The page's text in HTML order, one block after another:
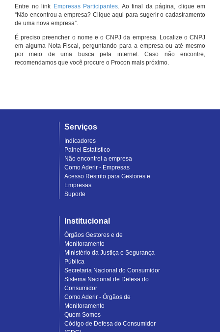
Entre no link Empresas Participantes. Ao final da página, clique em
“Não encontrou a empresa? Clique aqui para sugerir o cadastramento
de uma nova empresa”.
É preciso preencher o nome e o CNPJ da empresa. Localize o CNPJ
em alguma Nota Fiscal, perguntando para a empresa ou até mesmo
por meio de uma busca pela internet. Caso não encontre,
recomendamos que você procure o Procon mais próximo.
Serviços
Indicadores
Painel Estatístico
Não encontrei a empresa
Como Aderir - Empresas
Acesso Restrito para Gestores e
Empresas
Suporte
Institucional
Órgãos Gestores e de
Monitoramento
Ministério da Justiça e Segurança
Pública
Secretaria Nacional do Consumidor
Sistema Nacional de Defesa do
Consumidor
Como Aderir - Órgãos de
Monitoramento
Quem Somos
Código de Defesa do Consumidor